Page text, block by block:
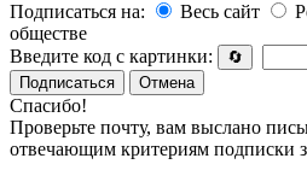
Подписаться на:
Весь сайт
обществе
Введите код с картинки:
🔄
Подписаться
Отмена
Спасибо!
Проверьте почту, вам выслано
отвечающим критериям подписки